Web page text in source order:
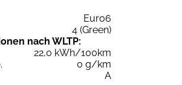
Euro6
4 (Green)
nach WLTP:
22,0 kWh/100km
0 g/km
A